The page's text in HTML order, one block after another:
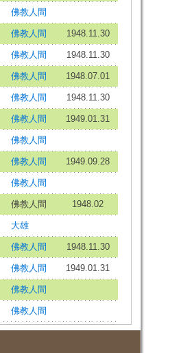
佛教人間
佛教人間 1948.11.30
佛教人間 1948.11.30
佛教人間 1948.07.01
佛教人間 1948.11.30
佛教人間 1949.01.31
佛教人間
佛教人間 1949.09.28
佛教人間
佛教人間 1948.02
大雄
佛教人間 1948.11.30
佛教人間 1949.01.31
佛教人間
佛教人間